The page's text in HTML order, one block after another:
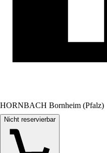
HORNBACH Bornheim (Pfalz)
Nicht reservierbar